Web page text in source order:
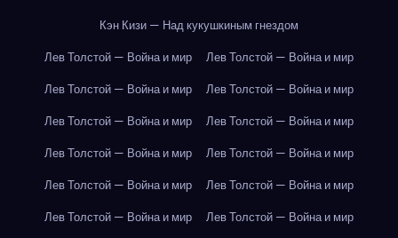
Кэн Кизи — Над кукушкиным гнездом
Лев Толстой — Война и мир
Лев Толстой — Война и мир
Лев Толстой — Война и мир
Лев Толстой — Война и мир
Лев Толстой — Война и мир
Лев Толстой — Война и мир
Лев Толстой — Война и мир
Лев Толстой — Война и мир
Лев Толстой — Война и мир
Лев Толстой — Война и мир
Лев Толстой — Война и мир
Лев Толстой — Война и мир